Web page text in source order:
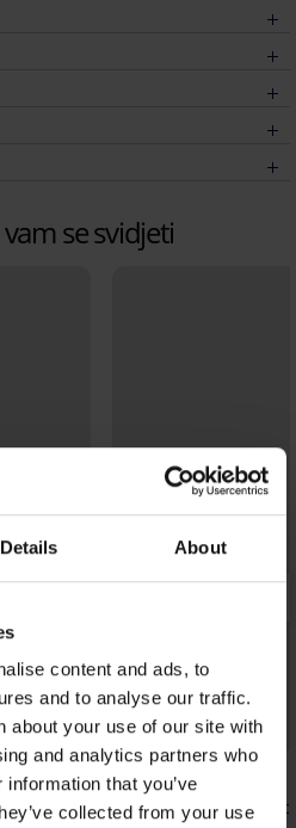
Details About
content and ads, to
and to analyse our traffic.
about your use of our site with
and analytics partners who
that you’ve
collected from your use
se svidjeti
4,8
Bestseller
Grudnjak Spacer